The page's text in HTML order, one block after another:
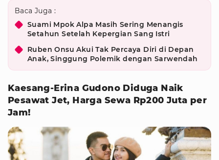
Baca Juga :
Suami Mpok Alpa Masih Sering Menangis
Setahun Setelah Kepergian Sang Istri
Ruben Onsu Akui Tak Percaya Diri di Depan
Anak, Singgung Polemik dengan Sarwendah
Kaesang-Erina Gudono Diduga Naik
Pesawat Jet, Harga Sewa Rp200 Juta per
Jam!